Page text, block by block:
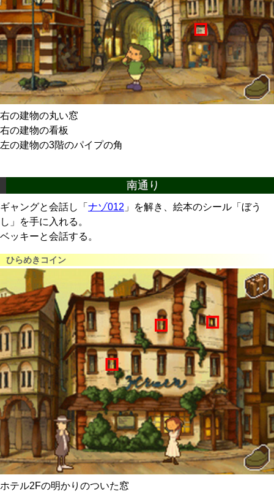
右の建物の丸い窓
右の建物の看板
左の建物の3階のパイプの角
南通り
ギャングと会話し「 ナゾ012 」を解き、絵本のシール「ぼう
し」を手に入れる。
ベッキーと会話する。
ひらめきコイン
ホテル2Fの明かりのついた窓